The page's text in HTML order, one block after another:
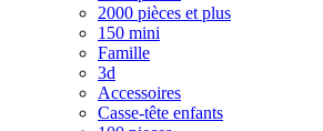
2000 pièces et plus
150 mini
Famille
3d
Accessoires
Casse-tête enfants